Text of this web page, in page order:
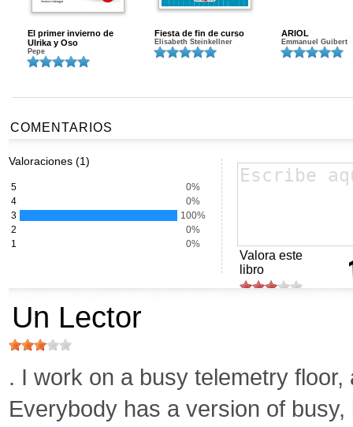
El primer invierno de
Ulrika y Oso
Pepe
Fiesta de fin de curso
Elisabeth Steinkellner
ARIOL
Emmanuel Guibert
COMENTARIOS
Valoraciones (1)
5
0%
4
0%
3
100%
2
0%
1
0%
Valora este
libro
Un Lector
. I work on a busy telemetry
Everybody has a version of